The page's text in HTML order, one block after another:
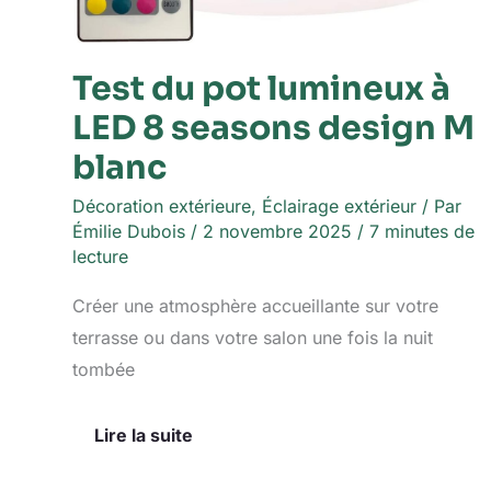
Test du pot lumineux à
LED 8 seasons design M
blanc
Décoration extérieure, Éclairage extérieur / Par
Émilie Dubois / 2 novembre 2025 / 7 minutes de
lecture
Créer une atmosphère accueillante sur votre
terrasse ou dans votre salon une fois la nuit
tombée
Lire la suite